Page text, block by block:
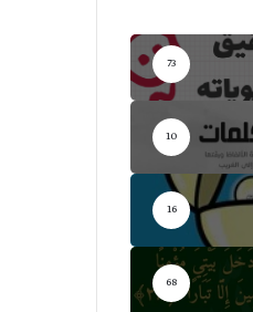
73
10
16
68